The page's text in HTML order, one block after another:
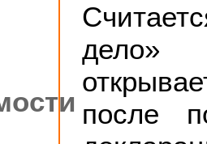
дело»
после